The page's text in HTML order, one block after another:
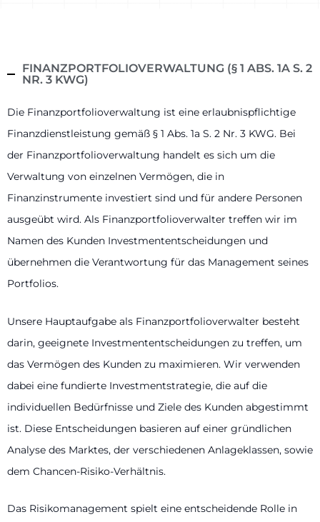
FINANZPORTFOLIOVERWALTUNG (§ 1 ABS. 1A S. 2
NR. 3 KWG)
Die Finanzportfolioverwaltung ist eine erlaubnispflichtige
Finanzdienstleistung gemäß § 1 Abs. 1a S. 2 Nr. 3 KWG. Bei
der Finanzportfolioverwaltung handelt es sich um die
Verwaltung von einzelnen Vermögen, die in
Finanzinstrumente investiert sind und für andere Personen
ausgeübt wird. Als Finanzportfolioverwalter treffen wir im
Namen des Kunden Investmententscheidungen und
übernehmen die Verantwortung für das Management seines
Portfolios.
Unsere Hauptaufgabe als Finanzportfolioverwalter besteht
darin, geeignete Investmententscheidungen zu treffen, um
das Vermögen des Kunden zu maximieren. Wir verwenden
dabei eine fundierte Investmentstrategie, die auf die
individuellen Bedürfnisse und Ziele des Kunden abgestimmt
ist. Diese Entscheidungen basieren auf einer gründlichen
Analyse des Marktes, der verschiedenen Anlageklassen, sowie
dem Chancen-Risiko-Verhältnis.
Das Risikomanagement spielt eine entscheidende Rolle in